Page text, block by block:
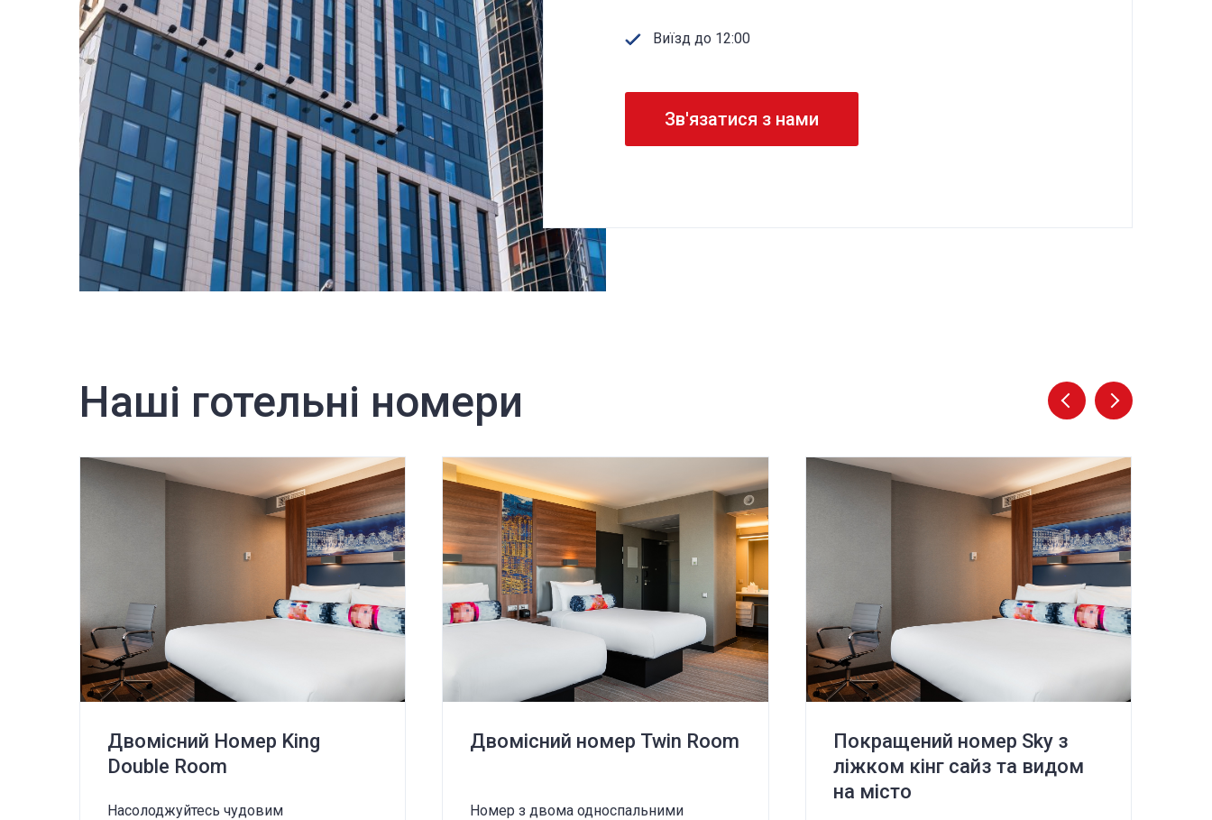
Виїзд до 12:00
Зв'язатися з нами
Наші готельні номери
Двомісний Номер King
Double Room
Насолоджуйтесь чудовим
Двомісний номер Twin Room
Номер з двома односпальними
Покращений номер Sky з
ліжком кінг сайз та видом
на місто